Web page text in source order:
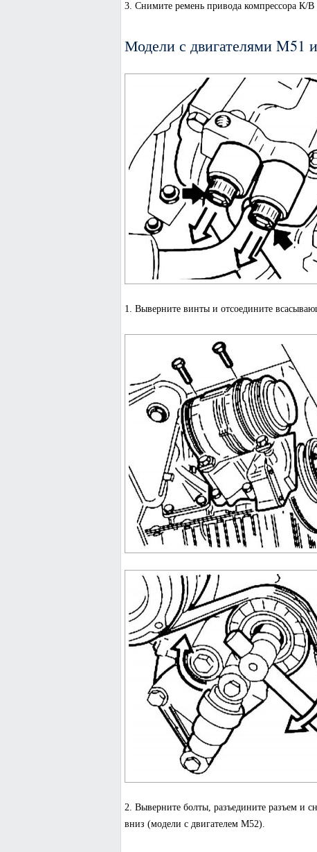
3. Снимите ремень привода компрессора К/В
Модели с двигателями M51
1. Выверните винты и отсоедините
2. Выверните болты, разъедините разъем и
вниз (модели с двигателем M52).